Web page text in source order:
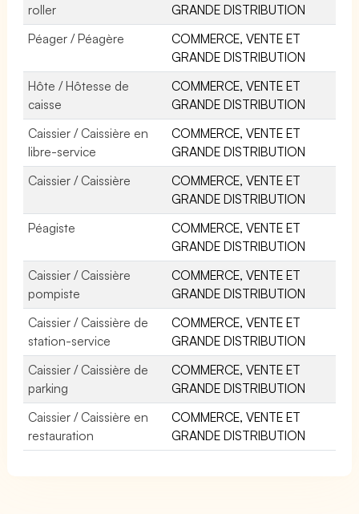
roller
GRANDE DISTRIBUTION
Péager / Péagère
COMMERCE, VENTE ET
GRANDE DISTRIBUTION
Hôte / Hôtesse de
caisse
COMMERCE, VENTE ET
GRANDE DISTRIBUTION
Caissier / Caissière en
libre-service
COMMERCE, VENTE ET
GRANDE DISTRIBUTION
Caissier / Caissière
COMMERCE, VENTE ET
GRANDE DISTRIBUTION
Péagiste
COMMERCE, VENTE ET
GRANDE DISTRIBUTION
Caissier / Caissière
pompiste
COMMERCE, VENTE ET
GRANDE DISTRIBUTION
Caissier / Caissière de
station-service
COMMERCE, VENTE ET
GRANDE DISTRIBUTION
Caissier / Caissière de
parking
COMMERCE, VENTE ET
GRANDE DISTRIBUTION
Caissier / Caissière en
restauration
COMMERCE, VENTE ET
GRANDE DISTRIBUTION